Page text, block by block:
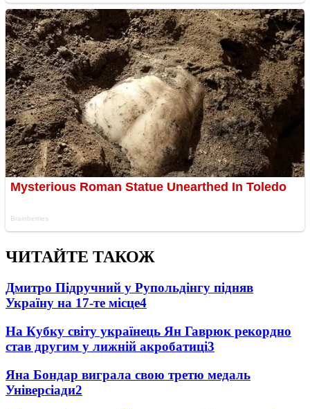
ЧИТАЙТЕ ТАКОЖ
Дмитро Підручний у Рупольдінгу підняв
Україну на 17-те місце4
На Кубку світу українець Ян Гаврюк рекордно
став другим у лижній акробатиці3
Яна Бондар виграла свою третю медаль
Універсіади2